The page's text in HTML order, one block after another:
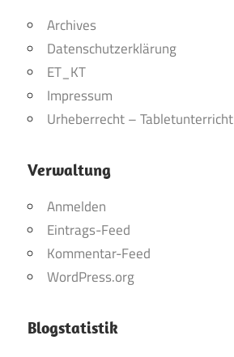
Archives
Datenschutzerklärung
ET_KT
Impressum
Urheberrecht – Tabletunterricht
Verwaltung
Anmelden
Eintrags-Feed
Kommentar-Feed
WordPress.org
Blogstatistik